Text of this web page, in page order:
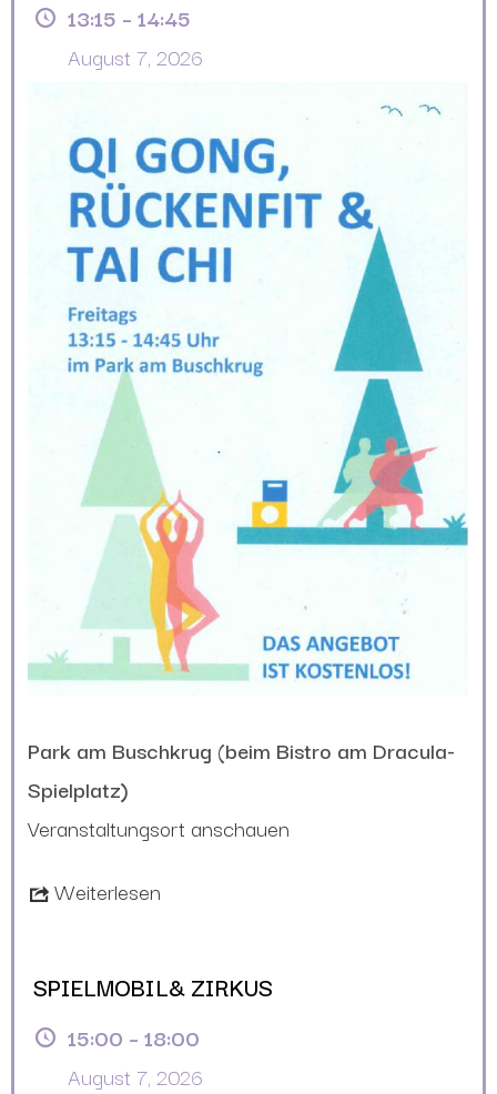
13:15 – 14:45
August 7, 2026
Park am Buschkrug (beim Bistro am Dracula-
Spielplatz)
Veranstaltungsort anschauen
Weiterlesen
SPIELMOBIL& ZIRKUS
15:00 – 18:00
August 7, 2026